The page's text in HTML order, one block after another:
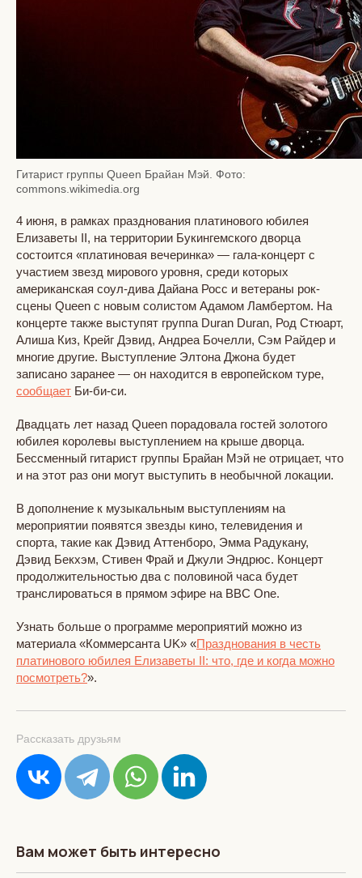
Гитарист группы Queen Брайан Мэй. Фото:
commons.wikimedia.org
4 июня, в рамках празднования платинового юбилея
Елизаветы II, на территории Букингемского дворца
состоится «платиновая вечеринка» — гала-концерт с
участием звезд мирового уровня, среди которых
американская соул-дива Дайана Росс и ветераны рок-
сцены Queen с новым солистом Адамом Ламбертом. На
концерте также выступят группа Duran Duran, Род Стюарт,
Алиша Киз, Крейг Дэвид, Андреа Бочелли, Сэм Райдер и
многие другие. Выступление Элтона Джона будет
записано заранее — он находится в европейском туре,
сообщает Би-би-си.
Двадцать лет назад Queen порадовала гостей золотого
юбилея королевы выступлением на крыше дворца.
Бессменный гитарист группы Брайан Мэй не отрицает, что
и на этот раз они могут выступить в необычной локации.
В дополнение к музыкальным выступлениям на
мероприятии появятся звезды кино, телевидения и
спорта, такие как Дэвид Аттенборо, Эмма Радукану,
Дэвид Бекхэм, Стивен Фрай и Джули Эндрюс. Концерт
продолжительностью два с половиной часа будет
транслироваться в прямом эфире на BBC One.
Узнать больше о программе мероприятий можно из
материала «Коммерсанта UK» «Празднования в честь
платинового юбилея Елизаветы II: что, где и когда можно
посмотреть?».
Рассказать друзьям
Вам может быть интересно